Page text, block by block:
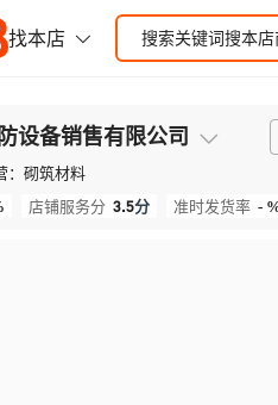
设备销售有限公司
砌筑材料
店铺服务分 3.5分 准时发货率 -